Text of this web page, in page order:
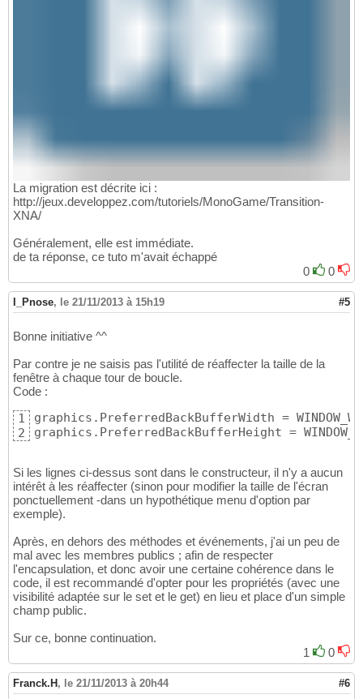
La migration est décrite ici :
http://jeux.developpez.com/tutoriels/MonoGame/Transition-
XNA/
Généralement, elle est immédiate.
de ta réponse, ce tuto m'avait échappé
0
0
I_Pnose, le 21/11/2013 à 15h19 #5
Bonne initiative ^^
Par contre je ne saisis pas l'utilité de réaffecter la taille de la
fenêtre à chaque tour de boucle.
Code :
1
2
graphics.PreferredBackBufferWidth =
graphics.PreferredBackBufferHeight =
Si les lignes ci-dessus sont dans le constructeur, il n'y a aucun
intérêt à les réaffecter (sinon pour modifier la taille de l'écran
ponctuellement -dans un hypothétique menu d'option par
exemple).
Après, en dehors des méthodes et événements, j'ai un peu de
mal avec les membres publics ; afin de respecter
l'encapsulation, et donc avoir une certaine cohérence dans le
code, il est recommandé d'opter pour les propriétés (avec une
visibilité adaptée sur le set et le get) en lieu et place d'un simple
champ public.
Sur ce, bonne continuation.
1
0
Franck.H , le 21/11/2013 à 20h44 #6